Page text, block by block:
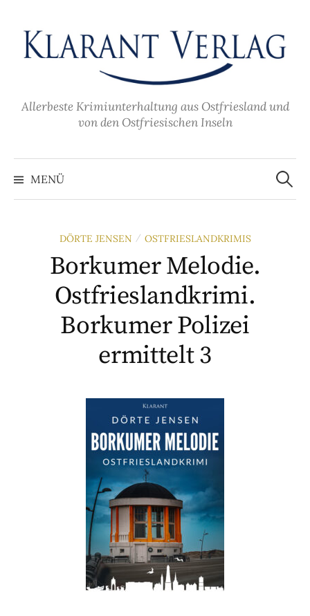
Inhalt
überspringen
Allerbeste Krimiunterhaltung aus Ostfriesland und
von den Ostfriesischen Inseln
MENÜ
Suche
nach:
DÖRTE JENSEN / OSTFRIESLANDKRIMIS
Borkumer Melodie.
Ostfrieslandkrimi.
Borkumer Polizei
ermittelt 3